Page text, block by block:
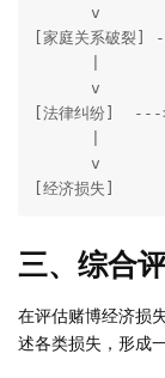
      v
[家庭关系破裂]
v
[法律纠纷]  ---
      v
[经济损失]
三、综合
在评估赌博经济损
述各类损失，形成